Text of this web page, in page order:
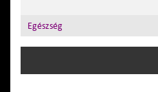
Egészség